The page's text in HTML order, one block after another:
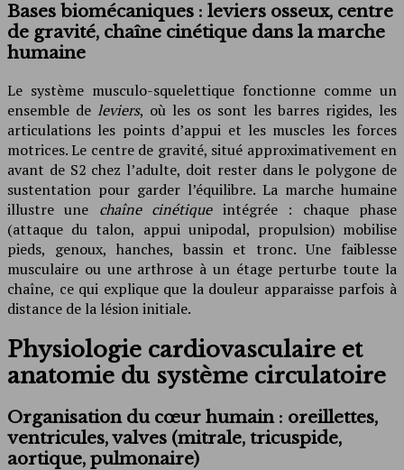
Bases biomécaniques : leviers osseux, centre
de gravité, chaîne cinétique dans la marche
humaine
Le système musculo-squelettique fonctionne comme un
ensemble de leviers, où les os sont les barres rigides, les
articulations les points d’appui et les muscles les forces
motrices. Le centre de gravité, situé approximativement en
avant de S2 chez l’adulte, doit rester dans le polygone de
sustentation pour garder l’équilibre. La marche humaine
illustre une chaîne cinétiqueintégrée : chaque phase
(attaque du talon, appui unipodal, propulsion) mobilise
pieds, genoux, hanches, bassin et tronc. Une faiblesse
musculaire ou une arthrose à un étage perturbe toute la
chaîne, ce qui explique que la douleur apparaisse parfois à
distance de la lésion initiale.
Physiologie cardiovasculaire et
anatomie du système circulatoire
Organisation du cœur humain : oreillettes,
ventricules, valves (mitrale, tricuspide,
aortique, pulmonaire)